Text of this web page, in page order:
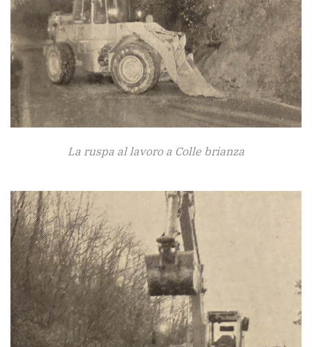
La ruspa al lavoro a Colle brianza